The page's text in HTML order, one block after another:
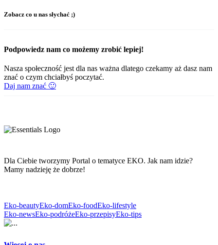
Zobacz co u nas słychać ;)
Podpowiedz nam co możemy zrobić lepiej!
Nasza społeczność jest dla nas ważna dlatego czekamy aż dasz nam
znać o czym chciałbyś poczytać.
Daj nam znać 🙂
Dla Ciebie tworzymy Portal o tematyce EKO. Jak nam idzie?
Mamy nadzieję że dobrze!
Eko-beautyEko-domEko-foodEko-lifestyle
Eko-newsEko-podróżeEko-przepisyEko-tips